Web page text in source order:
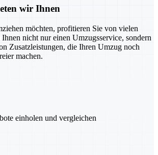
wir Ihnen
möchten, profitieren Sie von vielen
nicht nur einen Umzugsservice, sondern
Zusatzleistungen, die Ihren Umzug noch
machen.
einholen und vergleichen